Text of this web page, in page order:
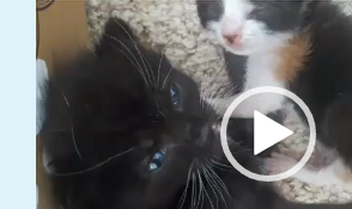
Video
grotuvas